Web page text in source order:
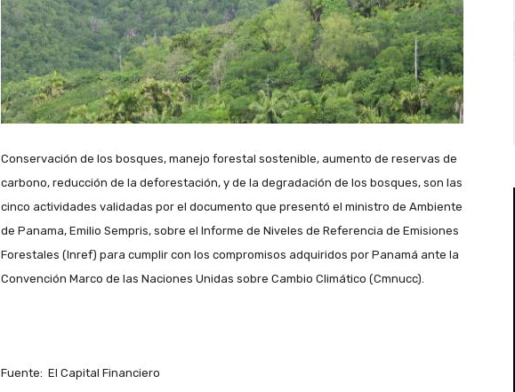
Conservación de los bosques, manejo forestal sostenible, aumento de reservas de
carbono, reducción de la deforestación, y de la degradación de los bosques, son las
cinco actividades validadas por el documento que presentó el ministro de Ambiente
de Panama, Emilio Sempris, sobre el Informe de Niveles de Referencia de Emisiones
Forestales (Inref) para cumplir con los compromisos adquiridos por Panamá ante la
Convención Marco de las Naciones Unidas sobre Cambio Climático (Cmnucc).
Fuente: El Capital Financiero